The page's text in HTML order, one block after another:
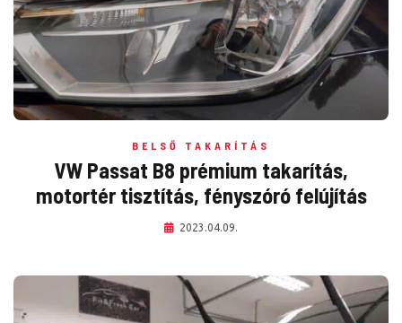
BELSŐ TAKARÍTÁS
VW Passat B8 prémium takarítás,
motortér tisztítás, fényszóró felújítás
2023.04.09.